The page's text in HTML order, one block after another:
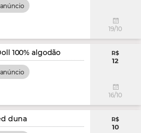
19/10
100% algodão R$
12
16/10
duna R$
10